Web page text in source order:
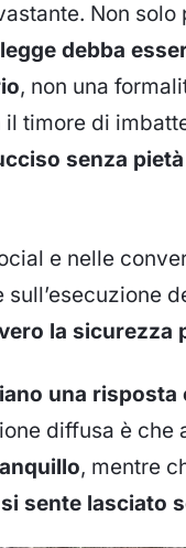
Non
legge debba
, non una
timore di
senza
e nelle
la sicurezza
una risposta
diffusa è che
, mentre
si sente lasciato